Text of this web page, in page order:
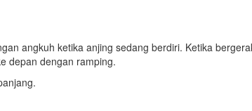
angkuh ketika anjing sedang berdiri. Ketika
depan dengan ramping.